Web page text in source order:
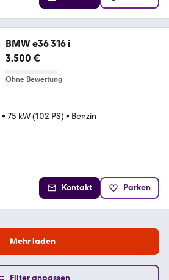
BMW e36 316 i
3.500 €
Ohne Bewertung
• 75 kW (102 PS) • Benzin
Kontakt Parken
Mehr laden
Filter anpassen